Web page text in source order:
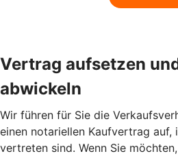
Vertrag aufsetzen
abwickeln
Wir führen für Sie die
einen notariellen Kaufvertrag auf,
vertreten sind. Wenn Sie